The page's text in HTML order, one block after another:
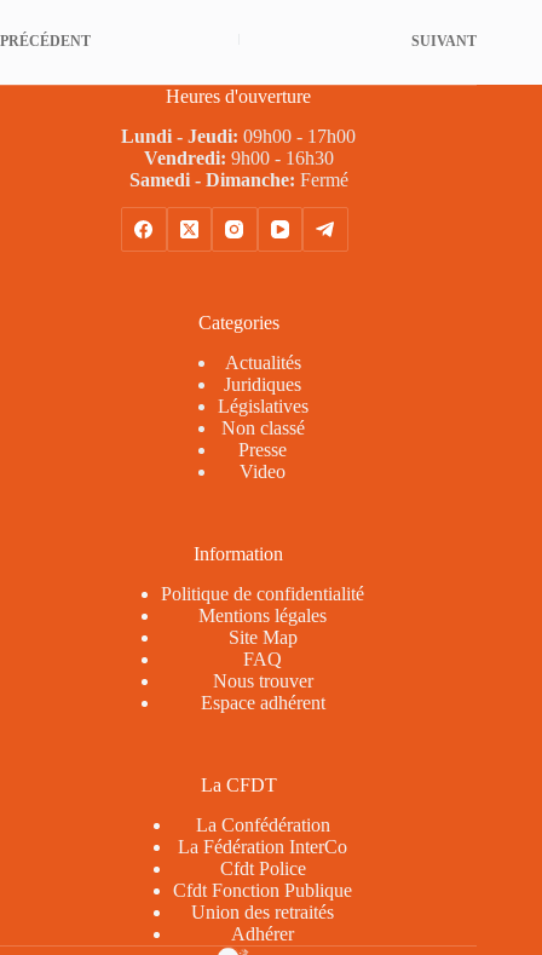
PRÉCÉDENT SUIVANT
Heures d'ouverture
Lundi - Jeudi: 09h00 - 17h00
Vendredi: 9h00 - 16h30
Samedi - Dimanche: Fermé
Categories
Actualités
Juridiques
Législatives
Non classé
Presse
Video
Information
Politique de confidentialité
Mentions légales
Site Map
FAQ
Nous trouver
Espace adhérent
La CFDT
La Confédération
La Fédération InterCo
Cfdt Police
Cfdt Fonction Publique
Union des retraités
Adhérer